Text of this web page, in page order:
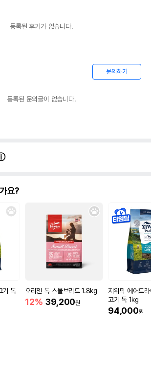
등록된 후기가 없습니다.
문의하기
등록된 문의글이 없습니다.
요?
기 독
오리젠 독 스몰브리드 1.8kg
12% 39,200원
지위픽 에어드
고기 독 1kg
94,000원